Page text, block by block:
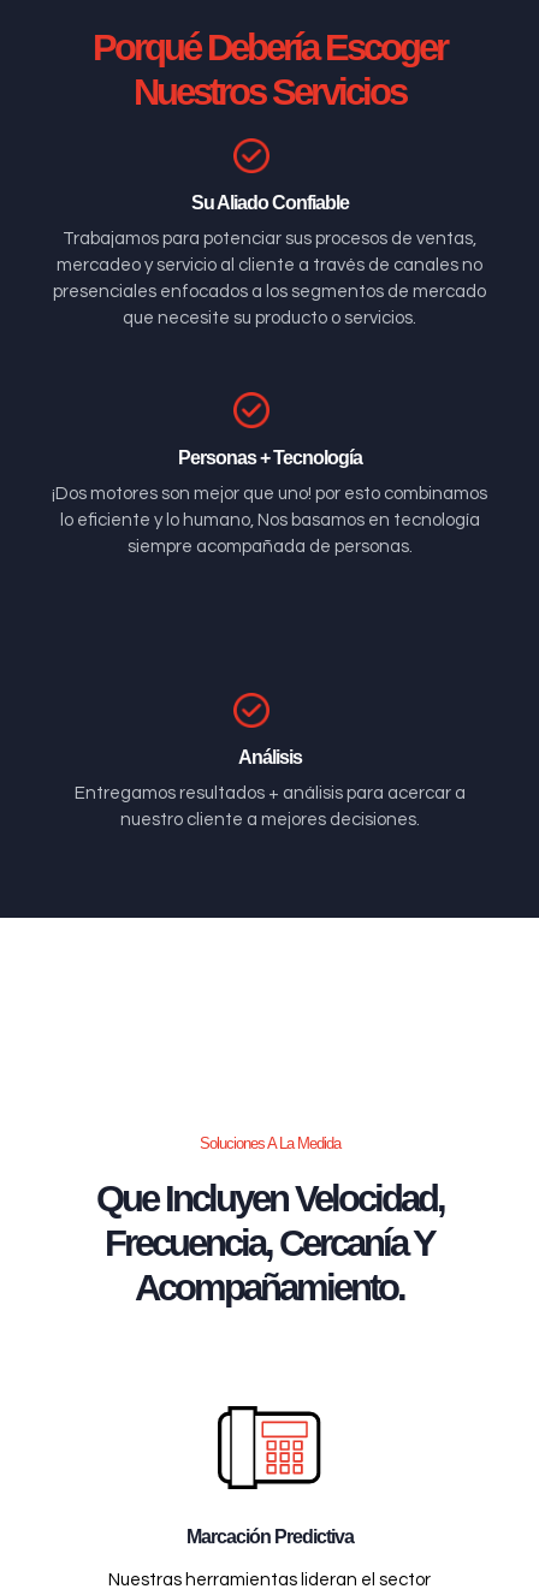
Porqué Debería Escoger
Nuestros Servicios
Su Aliado Confiable
Trabajamos para potenciar sus procesos de ventas,
mercadeo y servicio al cliente a través de canales no
presenciales enfocados a los segmentos de mercado
que necesite su producto o servicios.
Personas + Tecnología
¡Dos motores son mejor que uno! por esto combinamos
lo eficiente y lo humano, Nos basamos en tecnología
siempre acompañada de personas.
Análisis
Entregamos resultados + análisis para acercar a
nuestro cliente a mejores decisiones.
Soluciones A La Medida
Que Incluyen Velocidad,
Frecuencia, Cercanía Y
Acompañamiento.
Marcación Predictiva
Nuestras herramientas lideran el sector